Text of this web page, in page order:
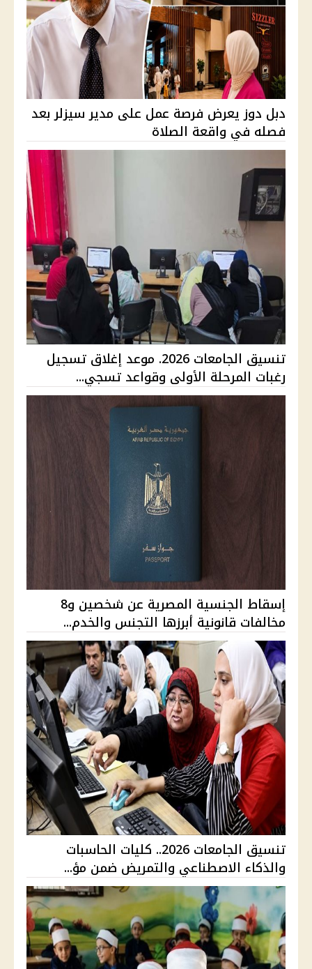
دبل دوز يعرض فرصة عمل على مدير سيزلر بعد
فصله في واقعة الصلاة
تنسيق الجامعات 2026. موعد إغلاق تسجيل
رغبات المرحلة الأولى وقواعد تسجي...
إسقاط الجنسية المصرية عن شخصين و8
مخالفات قانونية أبرزها التجنس والخدم...
تنسيق الجامعات 2026.. كليات الحاسبات
والذكاء الاصطناعي والتمريض ضمن مؤ...